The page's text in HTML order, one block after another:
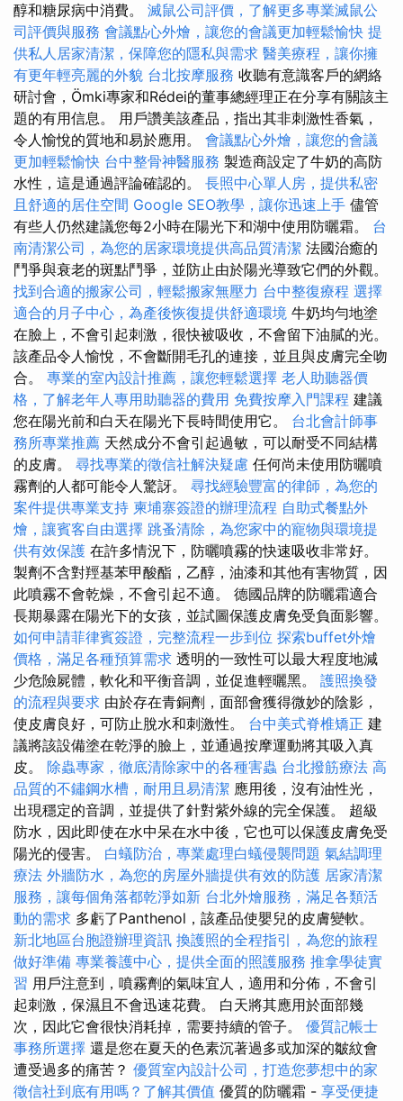
醇和糖尿病中消費。 滅鼠公司評價，了解更多專業滅鼠公
司評價與服務 會議點心外燴，讓您的會議更加輕鬆愉快 提
供私人居家清潔，保障您的隱私與需求 醫美療程，讓你擁
有更年輕亮麗的外貌 台北按摩服務 收聽有意識客戶的網絡
研討會，Ömki專家和Rédei的董事總經理正在分享有關該主
題的有用信息。 用戶讚美該產品，指出其非刺激性香氣，
令人愉悅的質地和易於應用。 會議點心外燴，讓您的會議
更加輕鬆愉快 台中整骨神醫服務 製造商設定了牛奶的高防
水性，這是通過評論確認的。 長照中心單人房，提供私密
且舒適的居住空間 Google SEO教學，讓你迅速上手 儘管
有些人仍然建議您每2小時在陽光下和湖中使用防曬霜。 台
南清潔公司，為您的居家環境提供高品質清潔 法國治癒的
鬥爭與衰老的斑點鬥爭，並防止由於陽光導致它們的外觀。
找到合適的搬家公司，輕鬆搬家無壓力 台中整復療程 選擇
適合的月子中心，為產後恢復提供舒適環境 牛奶均勻地塗
在臉上，不會引起刺激，很快被吸收，不會留下油膩的光。
該產品令人愉悅，不會斷開毛孔的連接，並且與皮膚完全吻
合。 專業的室內設計推薦，讓您輕鬆選擇 老人助聽器價
格，了解老年人專用助聽器的費用 免費按摩入門課程 建議
您在陽光前和白天在陽光下長時間使用它。 台北會計師事
務所專業推薦 天然成分不會引起過敏，可以耐受不同結構
的皮膚。 尋找專業的徵信社解決疑慮 任何尚未使用防曬噴
霧劑的人都可能令人驚訝。 尋找經驗豐富的律師，為您的
案件提供專業支持 柬埔寨簽證的辦理流程 自助式餐點外
燴，讓賓客自由選擇 跳蚤清除，為您家中的寵物與環境提
供有效保護 在許多情況下，防曬噴霧的快速吸收非常好。
製劑不含對羥基苯甲酸酯，乙醇，油漆和其他有害物質，因
此噴霧不會乾燥，不會引起不適。 德國品牌的防曬霜適合
長期暴露在陽光下的女孩，並試圖保護皮膚免受負面影響。
如何申請菲律賓簽證，完整流程一步到位 探索buffet外燴
價格，滿足各種預算需求 透明的一致性可以最大程度地減
少危險屍體，軟化和平衡音調，並促進輕曬黑。 護照換發
的流程與要求 由於存在青銅劑，面部會獲得微妙的陰影，
使皮膚良好，可防止脫水和刺激性。 台中美式脊椎矯正 建
議將該設備塗在乾淨的臉上，並通過按摩運動將其吸入真
皮。 除蟲專家，徹底清除家中的各種害蟲 台北撥筋療法 高
品質的不鏽鋼水槽，耐用且易清潔 應用後，沒有油性光，
出現穩定的音調，並提供了針對紫外線的完全保護。 超級
防水，因此即使在水中呆在水中後，它也可以保護皮膚免受
陽光的侵害。 白蟻防治，專業處理白蟻侵襲問題 氣結調理
療法 外牆防水，為您的房屋外牆提供有效的防護 居家清潔
服務，讓每個角落都乾淨如新 台北外燴服務，滿足各類活
動的需求 多虧了Panthenol，該產品使嬰兒的皮膚變軟。
新北地區台胞證辦理資訊 換護照的全程指引，為您的旅程
做好準備 專業養護中心，提供全面的照護服務 推拿學徒實
習 用戶注意到，噴霧劑的氣味宜人，適用和分佈，不會引
起刺激，保濕且不會迅速花費。 白天將其應用於面部幾
次，因此它會很快消耗掉，需要持續的管子。 優質記帳士
事務所選擇 還是您在夏天的色素沉著過多或加深的皺紋會
遭受過多的痛苦？ 優質室內設計公司，打造您夢想中的家
徵信社到底有用嗎？了解其價值 優質的防曬霜 - 享受便捷